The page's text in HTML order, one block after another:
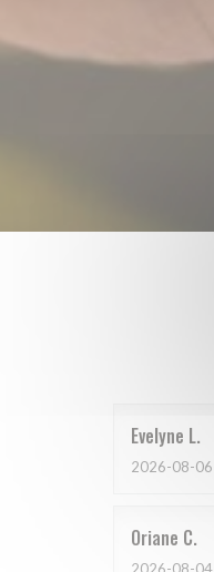
Evelyne L
2026-08-06
Oriane C